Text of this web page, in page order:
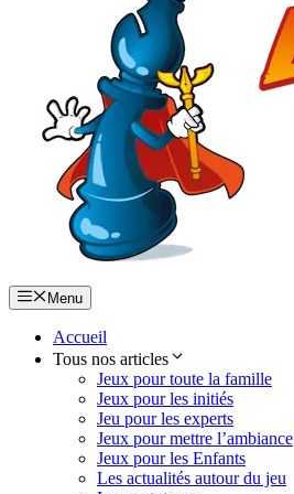
Menu
Accueil
Tous nos articles
Jeux pour toute la famille
Jeux pour les initiés
Jeu pour les experts
Jeux pour mettre l’ambiance
Jeux pour les Enfants
Les actualités autour du jeu